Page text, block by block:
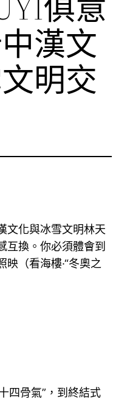
漢文
明交
文化與冰雪文明林天
互換。你必須體會到
（看海樓·“冬奧之
四骨氣”，到終結式